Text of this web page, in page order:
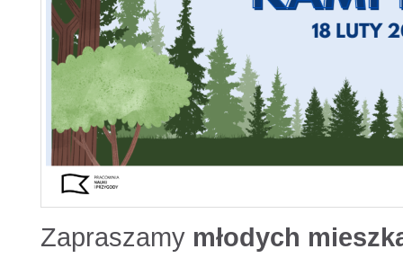
Zapraszamymłodych